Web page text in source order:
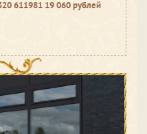
611981 19 060 рублей